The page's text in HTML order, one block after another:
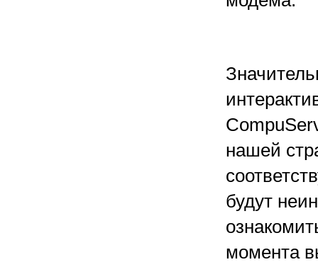
нашей
будут
момента